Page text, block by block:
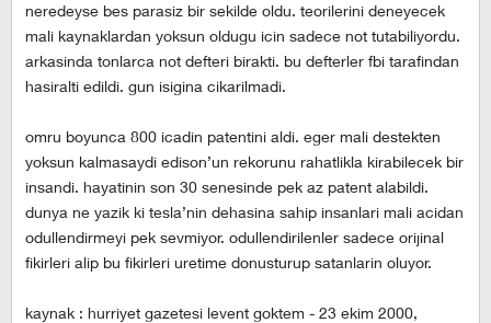
neredeyse bes parasiz bir sekilde oldu. teorilerini deneyecek
mali kaynaklardan yoksun oldugu icin sadece not tutabiliyordu.
arkasinda tonlarca not defteri birakti. bu defterler fbi tarafindan
hasiralti edildi. gun isigina cikarilmadi.
omru boyunca 800 icadin patentini aldi. eger mali destekten
yoksun kalmasaydi edison’un rekorunu rahatlikla kirabilecek bir
insandi. hayatinin son 30 senesinde pek az patent alabildi.
dunya ne yazik ki tesla’nin dehasina sahip insanlari mali acidan
odullendirmeyi pek sevmiyor. odullendirilenler sadece orijinal
fikirleri alip bu fikirleri uretime donusturup satanlarin oluyor.
kaynak : hurriyet gazetesi levent goktem - 23 ekim 2000,